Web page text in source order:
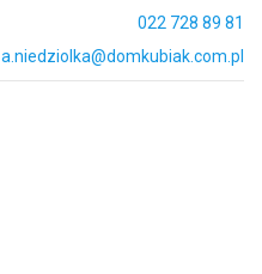
022 728 89 81
a.niedziolka@domkubiak.com.pl